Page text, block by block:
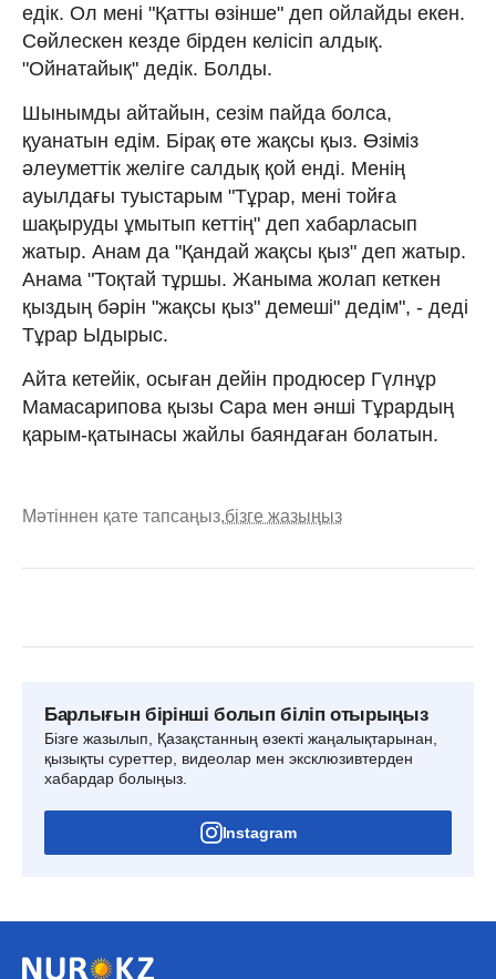
едік. Ол мені "Қатты өзінше" деп ойлайды екен.
Сөйлескен кезде бірден келісіп алдық.
"Ойнатайық" дедік. Болды.
Шынымды айтайын, сезім пайда болса,
қуанатын едім. Бірақ өте жақсы қыз. Өзіміз
әлеуметтік желіге салдық қой енді. Менің
ауылдағы туыстарым "Тұрар, мені тойға
шақыруды ұмытып кеттің" деп хабарласып
жатыр. Анам да "Қандай жақсы қыз" деп жатыр.
Анама "Тоқтай тұршы. Жаныма жолап кеткен
қыздың бәрін "жақсы қыз" демеші" дедім", - деді
Тұрар Ыдырыс.
Айта кетейік, осыған дейін продюсер Гүлнұр
Мамасарипова қызы Сара мен әнші Тұрардың
қарым-қатынасы жайлы баяндаған болатын.
Мәтіннен қате тапсаңыз,бізге жазыңыз
Барлығын бірінші болып біліп отырыңыз
Бізге жазылып, Қазақстанның өзекті жаңалықтарынан,
қызықты суреттер, видеолар мен эксклюзивтерден
хабардар болыңыз.
Instagram